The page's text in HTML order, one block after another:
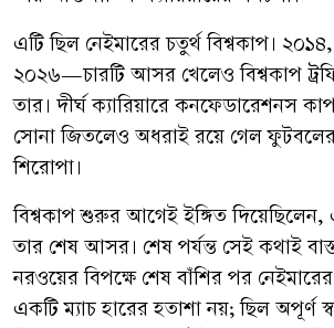
এটি ছিল নেইমারের চতুর্থ বিশ্বকাপ।
২০২৬—চারটি আসর খেলেও বিশ্বকাপ
তার। দীর্ঘ ক্যারিয়ারে কনফেডারেশনস
সোনা জিতলেও অধরাই রয়ে গেল ফুটবলের
শিরোপা।
বিশ্বকাপ শুরুর আগেই ইঙ্গিত দিয়েছিলেন,
তার শেষ আসর। শেষ পর্যন্ত সেই কথাই
নরওয়ের বিপক্ষে শেষ বাঁশির পর
একটি ম্যাচ হারের হতাশা নয়; ছিল অপূর্ণ